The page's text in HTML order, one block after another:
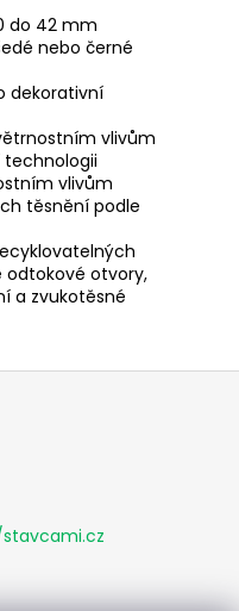
do 42 mm
nebo černé
dekorativní
vlivům
vlivům
těsnění podle
odtokové otvory,
a zvukotěsné